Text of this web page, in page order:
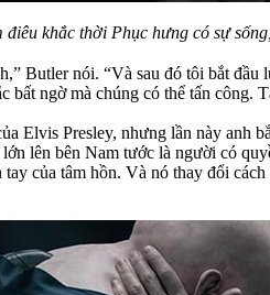
điêu khắc thời Phục hưng có sự
Butler nói. “Và sau đó tôi bắt
ngờ mà chúng có thể tấn công.
Elvis Presley, nhưng lần này anh
lên bên Nam tước là người có
của tâm hồn. Và nó thay đổi